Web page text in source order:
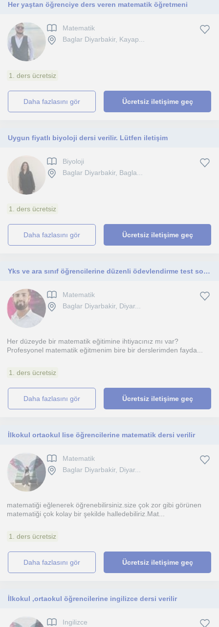
Her yaştan öğrenciye ders veren matematik öğretmeni
Matematik
Baglar Diyarbakir, Kayap...
1. ders ücretsiz
daha fazlasını gör Ücretsiz iletişime geç
Uygun fiyatlı biyoloji dersi verilir. Lütfen iletişim
Biyoloji
Baglar Diyarbakir, Bagla...
1. ders ücretsiz
daha fazlasını gör Ücretsiz iletişime geç
Yks ve ara sınıf öğrencilerine düzenli ödevlendirme test soru Bankasıları eşliğinde tecrübeli ve kaliteli eğitim
Matematik
Baglar Diyarbakir, Diyar...
Her düzeyde bir matematik eğitimine ihtiyacınız mı var?
Profesyonel matematik eğitmenim bire bir derslerimden fayda...
1. ders ücretsiz
daha fazlasını gör Ücretsiz iletişime geç
İlkokul ortaokul lise öğrencilerine matematik dersi verilir
Matematik
Baglar Diyarbakir, Diyar...
matematiği eğlenerek öğrenebilirsiniz.size çok zor gibi görünen
matematiği çok kolay bir şekilde halledebiliriz.Mat...
1. ders ücretsiz
daha fazlasını gör Ücretsiz iletişime geç
İlkokul ,ortaokul öğrencilerine ingilizce dersi verilir
Ingilizce